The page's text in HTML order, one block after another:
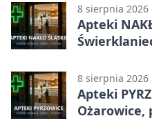
8 sierpnia 2026
Apteki
8 sierpnia 2026
Apteki